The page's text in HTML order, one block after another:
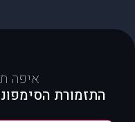
איפה
התזמורת